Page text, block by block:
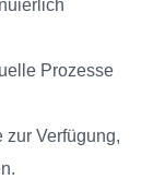
Prozesse
zur Verfügung,